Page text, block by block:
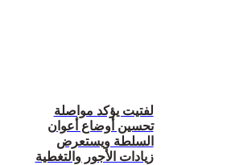
لفتيت يؤكد مواصلة
تحسين أوضاع أعوان
السلطة ويستعرض
زيادات الأجور والتغطية